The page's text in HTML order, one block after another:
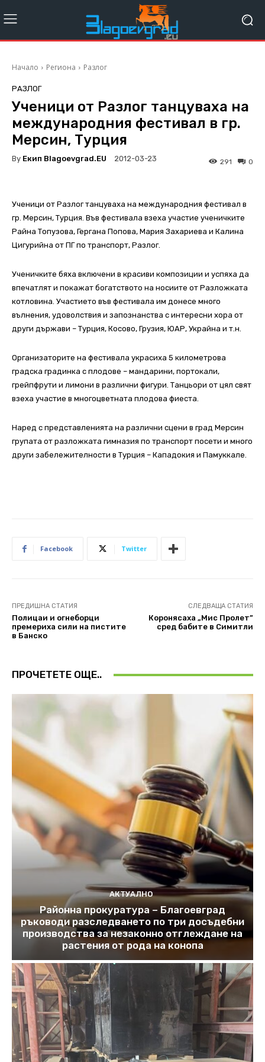
Начало Региона Разлог
РАЗЛОГ
Ученици от Разлог танцуваха на
международния фестивал в гр.
Мерсин, Турция
By Екип Blagoevgrad.EU 2012-03-23 0
291
Ученици от Разлог танцуваха на международния фестивал в
гр. Мерсин, Турция. Във фестивала взеха участие ученичките
Райна Топузова, Гергана Попова, Мария Захариева и Калина
Цигурийна от ПГ по транспорт, Разлог.
Ученичките бяха включени в красиви композиции и успяха да
впечатлят и покажат богатството на носиите от Разложката
котловина. Участието във фестивала им донесе много
вълнения, удоволствия и запознанства с интересни хора от
други държави – Турция, Косово, Грузия, ЮАР, Украйна и т.н.
Организаторите на фестивала украсиха 5 километрова
градска градинка с плодове – мандарини, портокали,
грейпфрути и лимони в различни фигури. Танцьори от цял свят
взеха участие в многоцветната плодова фиеста.
Наред с представленията на различни сцени в град Мерсин
групата от разложката гимназия по транспорт посети и много
други забележителности в Турция – Кападокия и Памуккале.
Facebook Twitter
ПРЕДИШНА СТАТИЯ
Полицаи и огнеборци
премериха сили на пистите
в Банско
СЛЕДВАЩА СТАТИЯ
Коронясаха „Мис Пролет”
сред бабите в Симитли
ПРОЧЕТЕТЕ ОЩЕ..
АКТУАЛНО
Районна прокуратура – Благоевград
ръководи разследването по три досъдебни
производства за незаконно отглеждане на
растения от рода на конопа